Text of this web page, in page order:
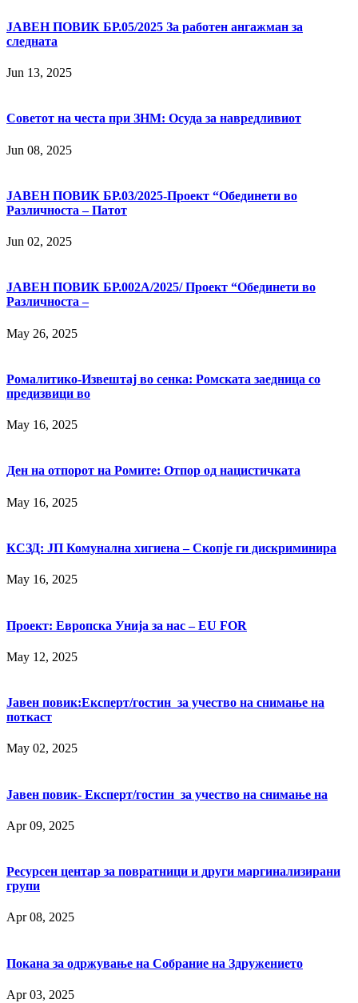
JАВЕН ПОВИК БР.05/2025 За работен ангажман за
следната
Jun 13, 2025
Советот на честа при ЗНМ: Осуда за навредливиот
Jun 08, 2025
ЈАВЕН ПОВИК БР.03/2025-Проект “Обединети во
Различноста – Патот
Jun 02, 2025
ЈАВЕН ПОВИК БР.002А/2025/ Проект “Обединети во
Различноста –
May 26, 2025
Ромалитико-Извештај во сенка: Ромската заедница со
предизвици во
May 16, 2025
Ден на отпорот на Ромите: Отпор од нацистичката
May 16, 2025
КСЗД: ЈП Комунална хигиена – Скопје ги дискриминира
May 16, 2025
Проект: Европска Унија за нас – EU FOR
May 12, 2025
Јавен повик:Експерт/гостин за учество на снимање на
поткаст
May 02, 2025
Јавен повик- Експерт/гостин за учество на снимање на
Apr 09, 2025
Ресурсен центар за повратници и други маргинализирани
групи
Apr 08, 2025
Покана за одржување на Собрание на Здружението
Apr 03, 2025